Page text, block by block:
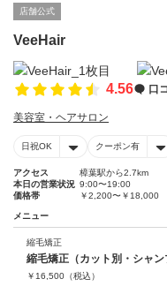
店舗公式
VeeHair
4.56 口
美容室・ヘアサロン
日祝OK クーポン有
アクセス
樟葉駅から2.7km
本日の営業状況 9:00〜19:00
価格帯
￥2,200〜￥18,000
メニュー
縮毛矯正
縮毛矯正（カット別・シャン
￥ 16,500 （税込）